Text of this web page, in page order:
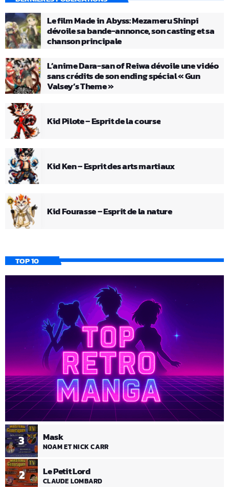
Le film Made in Abyss: Mezameru Shinpi
dévoile sa bande-annonce, son casting et sa
chanson principale
L’anime Dara-san of Reiwa dévoile une vidéo
sans crédits de son ending spécial « Gun
Valsey’s Theme »
Kid Pilote – Esprit de la course
Kid Ken – Esprit des arts martiaux
Kid Fourasse – Esprit de la nature
TOP 10
2 Le Petit Lord
CLAUDE LOMBARD
3 Mask
NOAM ET NICK CARR